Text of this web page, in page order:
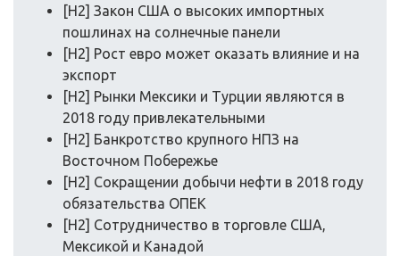
[H2] Закон США о высоких импортных
пошлинах на солнечные панели
[H2] Рост евро может оказать влияние и на
экспорт
[H2] Рынки Мексики и Турции являются в
2018 году привлекательными
[H2] Банкротство крупного НПЗ на
Восточном Побережье
[H2] Cокращении добычи нефти в 2018 году
обязательства ОПЕК
[H2] Сотрудничество в торговле США,
Мексикой и Канадой